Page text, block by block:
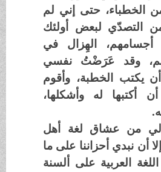
الخطباء، حتى إني لم
لبعض أولئك
الهِزال في
وقد عَرَضْتُ نفسي
الخطبة، وأقوم
أكتبها له وأشكلها،
من عشاق لغة أهل
أن نبدي أحزاننا على ما
العربية على ألسنة